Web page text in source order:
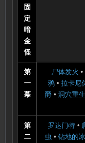
固
定
暗
金
怪
第
一
幕
尸体发火 •
鸦 •拉卡尼
爵• 洞穴重
第
二
罗达门特•
虫 • 钻地的